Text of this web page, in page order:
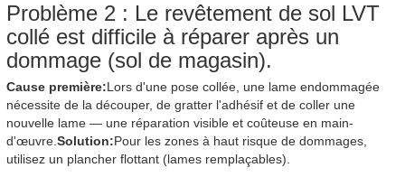
Problème 2 : Le revêtement de sol LVT
collé est difficile à réparer après un
dommage (sol de magasin).
Cause première:Lors d'une pose collée, une lame endommagée
nécessite de la découper, de gratter l'adhésif et de coller une
nouvelle lame — une réparation visible et coûteuse en main-
d'œuvre. Solution:Pour les zones à haut risque de dommages,
utilisez un plancher flottant (lames remplaçables).